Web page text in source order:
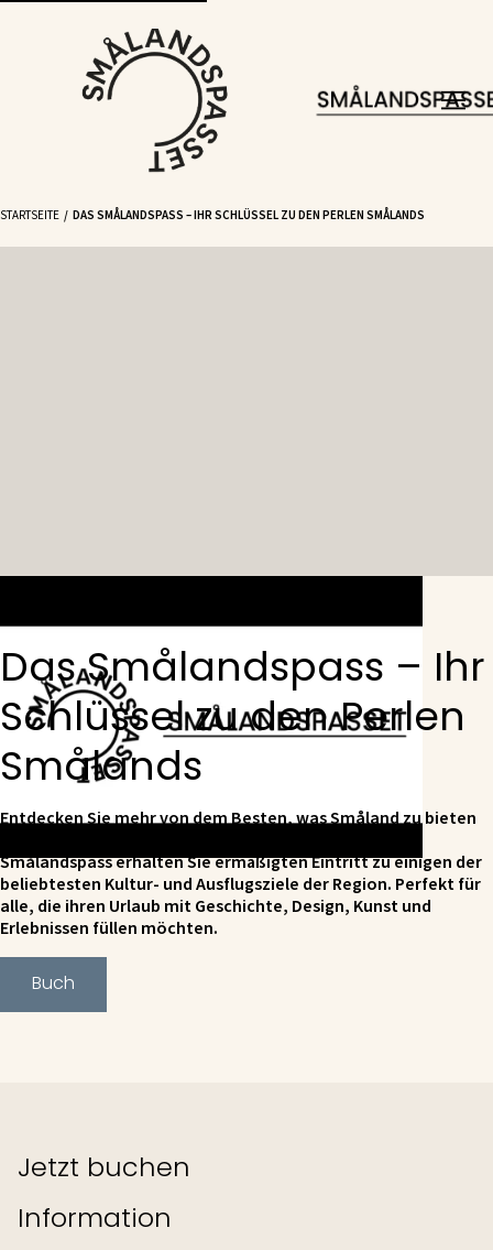
STARTSEITE DAS SMÅLANDSPASS – IHR SCHLÜSSEL ZU DEN PERLEN SMÅLANDS
Das Smålandspass – Ihr
Schlüssel zu den Perlen
Smålands
Entdecken Sie mehr von dem Besten, was Småland zu bieten
Smålandspass erhalten Sie ermäßigten Eintritt zu einigen der
beliebtesten Kultur- und Ausflugsziele der Region. Perfekt für
alle, die ihren Urlaub mit Geschichte, Design, Kunst und
Erlebnissen füllen möchten.
Buch
Information
Jetzt buchen